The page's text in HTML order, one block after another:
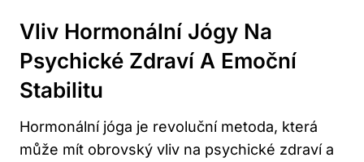
Vliv Hormonální Jógy Na
Psychické Zdraví A Emoční
Stabilitu
Hormonální jóga je revoluční metoda, která
může mít obrovský vliv na psychické zdraví a